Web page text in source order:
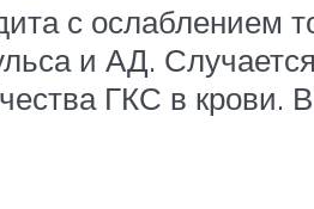
с ослаблением
и АД.
ГКС в крови.